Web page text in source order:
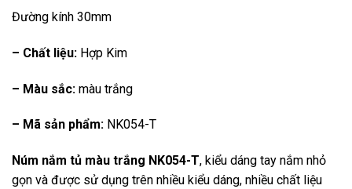
Đường kính 30mm
– Chất liệu: Hợp Kim
– Màu sắc: màu trắng
– Mã sản phẩm: NK054-T
Núm nắm tủ màu trắng NK054-T, kiểu dáng tay nắm nhỏ
gọn và được sử dụng trên nhiều kiểu dáng, nhiều chất liệu